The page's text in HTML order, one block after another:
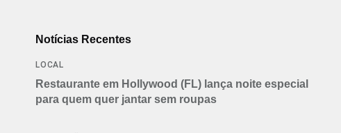
Notícias Recentes
LOCAL
Restaurante em Hollywood (FL) lança noite especial
para quem quer jantar sem roupas